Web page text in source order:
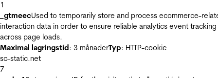
1
_gtmeecUsed to temporarily store and process ecommerce-
interaction data in order to ensure reliable analytics event tracking
across page loads.
Maximal lagringstid: 3 månaderTyp: HTTP-cookie
sc-static.net
7